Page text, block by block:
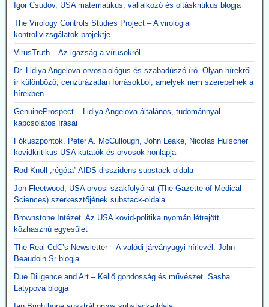
Igor Csudov, USA matematikus, vállalkozó és oltáskritikus blogja
The Virology Controls Studies Project – A virológiai
kontrollvizsgálatok projektje
VirusTruth – Az igazság a vírusokról
Dr. Lidiya Angelova orvosbiológus és szabadúszó író. Olyan hírekről
ír különböző, cenzúrázatlan forrásokból, amelyek nem szerepelnek a
hírekben.
GenuineProspect – Lidiya Angelova általános, tudománnyal
kapcsolatos írásai
Fókuszpontok. Peter A. McCullough, John Leake, Nicolas Hulscher
kovidkritikus USA kutatók és orvosok honlapja
Rod Knoll „régóta” AIDS-disszidens substack-oldala
Jon Fleetwood, USA orvosi szakfolyóirat (The Gazette of Medical
Sciences) szerkesztőjének substack-oldala
Brownstone Intézet. Az USA kovid-politika nyomán létrejött
közhasznú egyesület
The Real CdC’s Newsletter – A valódi járványügyi hírlevél. John
Beaudoin Sr blogja
Due Diligence and Art – Kellő gondosság és művészet. Sasha
Latypova blogja